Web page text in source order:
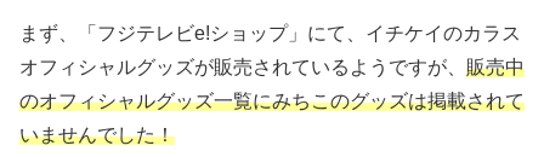
まず、「フジテレビe!ショップ」にて、イチケイのカラス
オフィシャルグッズが販売されているようですが、 販売中
のオフィシャルグッズ一覧にみちこのグッズは掲載されて
いませんでした！